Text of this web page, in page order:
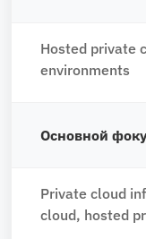
Hosted private
environments
Основной
Private cloud
cloud, hosted